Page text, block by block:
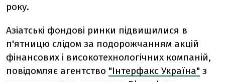
року.
Азіатські фондові ринки підвищилися в
п'ятницю слідом за подорожчанням акцій
фінансових і високотехнологічних компаній,
повідомляє агентство "Інтерфакс Україна" з